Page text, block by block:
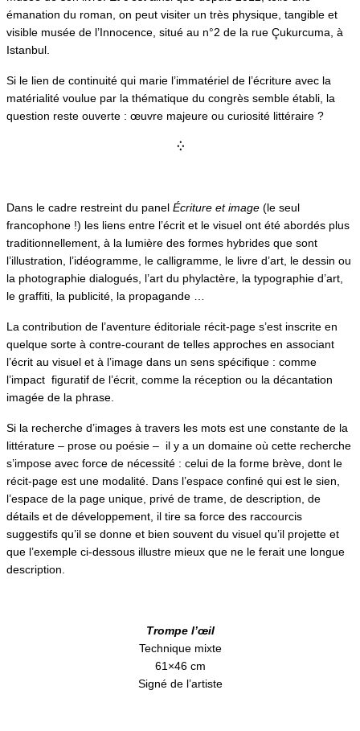
émanation du roman, on peut visiter un très physique, tangible et
visible musée de l’Innocence, situé au n°2 de la rue Çukurcuma, à
Istanbul.
Si le lien de continuité qui marie l’immatériel de l’écriture avec la
matérialité voulue par la thématique du congrès semble établi, la
question reste ouverte : œuvre majeure ou curiosité littéraire ?
⁛
Dans le cadre restreint du panel Écriture et image (le seul
francophone !) les liens entre l’écrit et le visuel ont été abordés plus
traditionnellement, à la lumière des formes hybrides que sont
l’illustration, l’idéogramme, le calligramme, le livre d’art, le dessin ou
la photographie dialogués, l’art du phylactère, la typographie d’art,
le graffiti, la publicité, la propagande …
La contribution de l’aventure éditoriale récit-page s’est inscrite en
quelque sorte à contre-courant de telles approches en associant
l’écrit au visuel et à l’image dans un sens spécifique : comme
l’impact figuratif de l’écrit, comme la réception ou la décantation
imagée de la phrase.
Si la recherche d’images à travers les mots est une constante de la
littérature – prose ou poésie – il y a un domaine où cette recherche
s’impose avec force de nécessité : celui de la forme brève, dont le
récit-page est une modalité. Dans l’espace confiné qui est le sien,
l’espace de la page unique, privé de trame, de description, de
détails et de développement, il tire sa force des raccourcis
suggestifs qu’il se donne et bien souvent du visuel qu’il projette et
que l’exemple ci-dessous illustre mieux que ne le ferait une longue
description.
Trompe l’œil
Technique mixte
61×46 cm
Signé de l’artiste